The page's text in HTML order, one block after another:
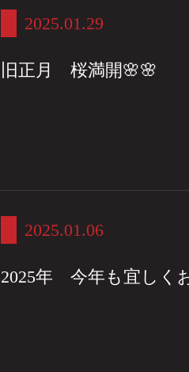
2025.01.29
旧正月 桜満開🌸🌸
2025.01.06
2025年 今年も宜しく